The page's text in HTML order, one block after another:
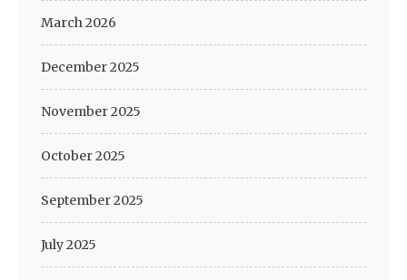
March 2026
December 2025
November 2025
October 2025
September 2025
July 2025